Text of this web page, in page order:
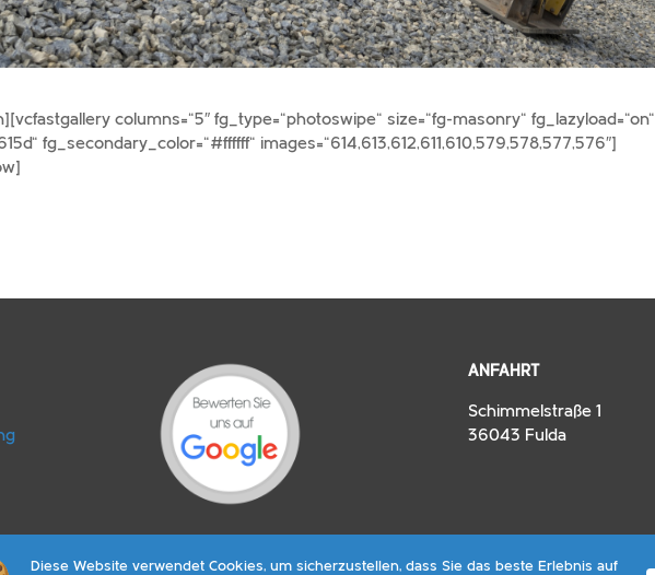
columns=“5″ fg_type=“photoswipe“ size=“fg-masonry“ fg_lazyload=“on“
fg_secondary_color=“#ffffff“ images=“614,613,612,611,610,579,578,577,576″]
Diese Website verwendet Cookies, um sicherzustellen, dass Sie das beste Erlebnis auf
ANFAHRT
Schimmelstraße 1
36043 Fulda